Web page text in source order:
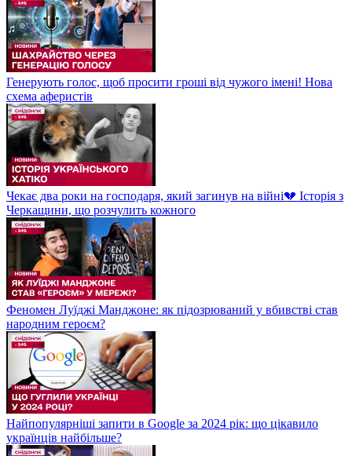
Генерують голос, щоб просити гроші від чужого імені! Нова
схема аферистів
Чекає два роки на господаря, який загинув на війні💔 Історія з
Черкащини, що розчулить кожного
Феномен Луїджі Манджоне: як підозрюваний у вбивстві став
народним героєм?
Найпопулярніші запити в Google за 2024 рік: що цікавило
українців найбільше?